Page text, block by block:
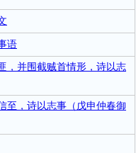
语
，并围截贼首情形，诗以志
至，诗以志事（戊申仲春御